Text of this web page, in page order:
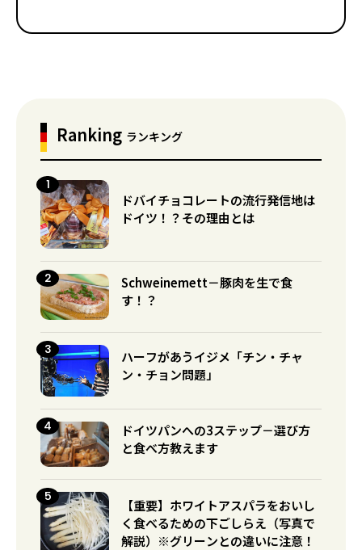
Ranking ランキング
ドバイチョコレートの流行発信地は
ドイツ！？その理由とは
Schweinemett－豚肉を生で食
す！？
ハーフがあうイジメ「チン・チャ
ン・チョン問題」
ドイツパンへの3ステップ－選び方
と食べ方教えます
【重要】ホワイトアスパラをおいし
く食べるための下ごしらえ（写真で
解説）※グリーンとの違いに注意！